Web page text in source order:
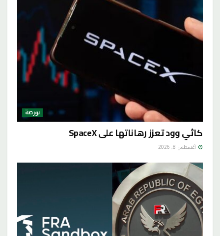
بورصة
كاثي وود تعزز رهاناتها على SpaceX
أغسطس 8, 2026